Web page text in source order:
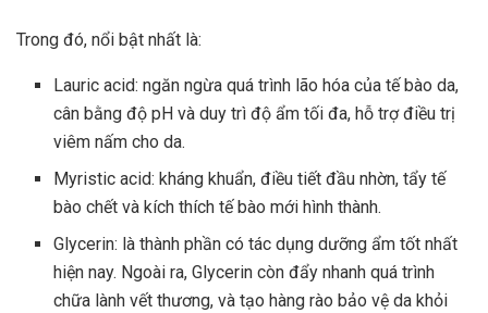
Trong đó, nổi bật nhất là:
Lauric acid: ngăn ngừa quá trình lão hóa của tế bào da,
cân bằng độ pH và duy trì độ ẩm tối đa, hỗ trợ điều trị
viêm nấm cho da.
Myristic acid: kháng khuẩn, điều tiết đầu nhờn, tẩy tế
bào chết và kích thích tế bào mới hình thành.
Glycerin: là thành phần có tác dụng dưỡng ẩm tốt nhất
hiện nay. Ngoài ra, Glycerin còn đẩy nhanh quá trình
chữa lành vết thương, và tạo hàng rào bảo vệ da khỏi